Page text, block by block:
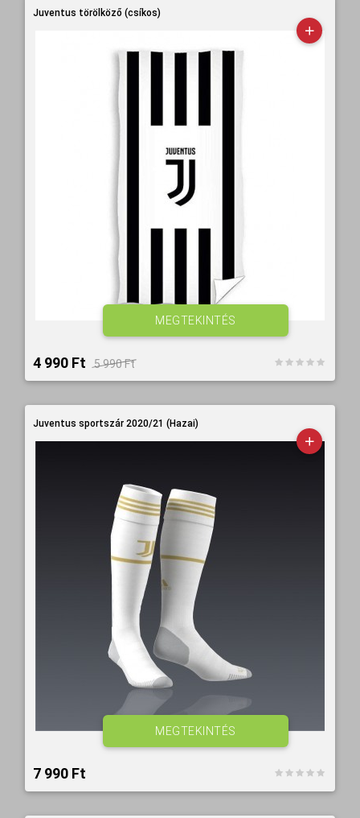
Juventus törölköző (csíkos)
4 990 Ft‎ 5 990 Ft‎
MEGTEKINTÉS
Juventus sportszár 2020/21 (Hazai)
7 990 Ft‎
MEGTEKINTÉS